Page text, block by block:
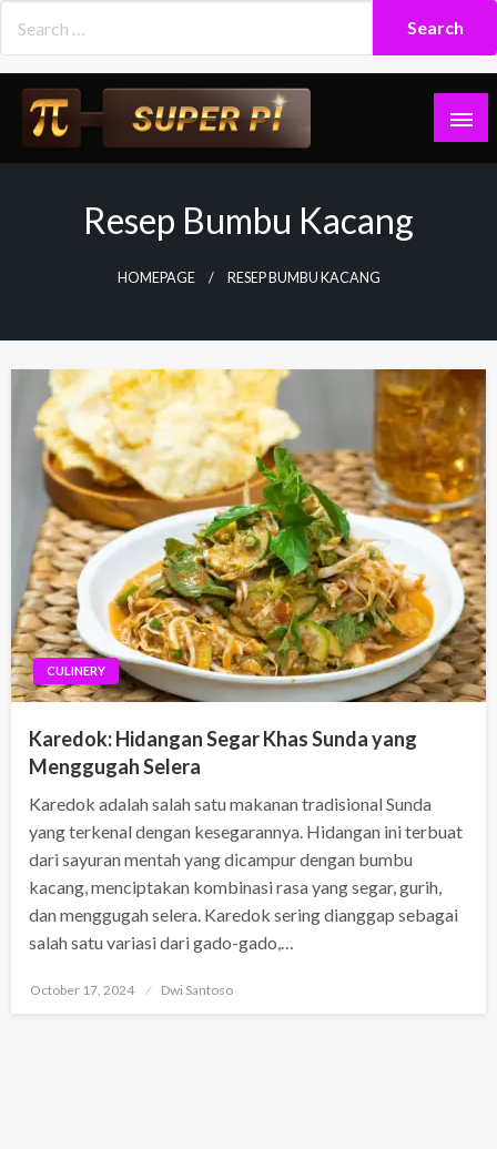
content
Resep Bumbu Kacang
HOMEPAGE RESEP BUMBU KACANG
CULINERY
Karedok: Hidangan Segar Khas Sunda yang
Menggugah Selera
Karedok adalah salah satu makanan tradisional Sunda
yang terkenal dengan kesegarannya. Hidangan ini terbuat
dari sayuran mentah yang dicampur dengan bumbu
kacang, menciptakan kombinasi rasa yang segar, gurih,
dan menggugah selera. Karedok sering dianggap sebagai
salah satu variasi dari gado-gado,…
Posted
October 17, 2024 Dwi Santoso